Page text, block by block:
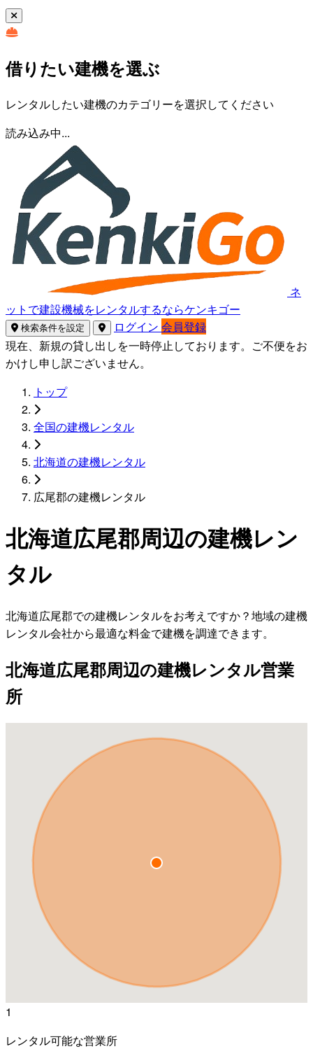
借りたい建機を選ぶ
レンタルしたい建機のカテゴリーを選択してください
読み込み中...
ネ
ットで建設機械をレンタルするならケンキゴー
検索条件を設定 ログイン 会員登録
現在、新規の貸し出しを一時停止しております。ご不便をお
かけし申し訳ございません。
トップ
全国の建機レンタル
北海道の建機レンタル
広尾郡の建機レンタル
北海道広尾郡周辺の建機レン
タル
北海道広尾郡での建機レンタルをお考えですか？地域の建機
レンタル会社から最適な料金で建機を調達できます。
北海道広尾郡周辺の建機レンタル営業
所
1
レンタル可能な営業所